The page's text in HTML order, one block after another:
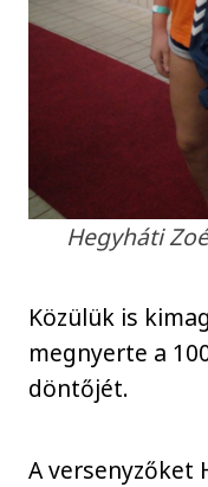
Hegyháti
Közülük is
megnyerte a
döntőjét.
A versenyzőket